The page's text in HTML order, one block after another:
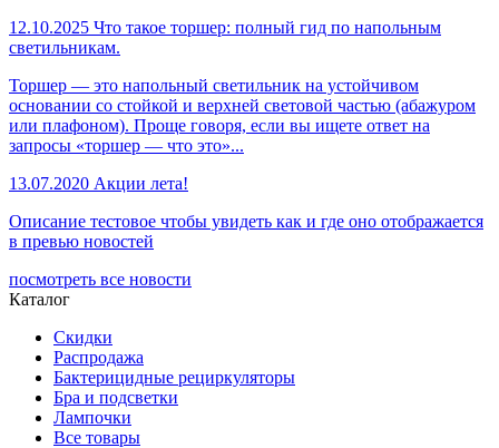
12.10.2025 Что такое торшер: полный гид по напольным
светильникам.
Торшер — это напольный светильник на устойчивом
основании со стойкой и верхней световой частью (абажуром
или плафоном). Проще говоря, если вы ищете ответ на
запросы «торшер — что это»...
13.07.2020 Акции лета!
Описание тестовое чтобы увидеть как и где оно отображается
в превью новостей
посмотреть все новости
Каталог
Скидки
Распродажа
Бактерицидные рециркуляторы
Бра и подсветки
Лампочки
Все товары